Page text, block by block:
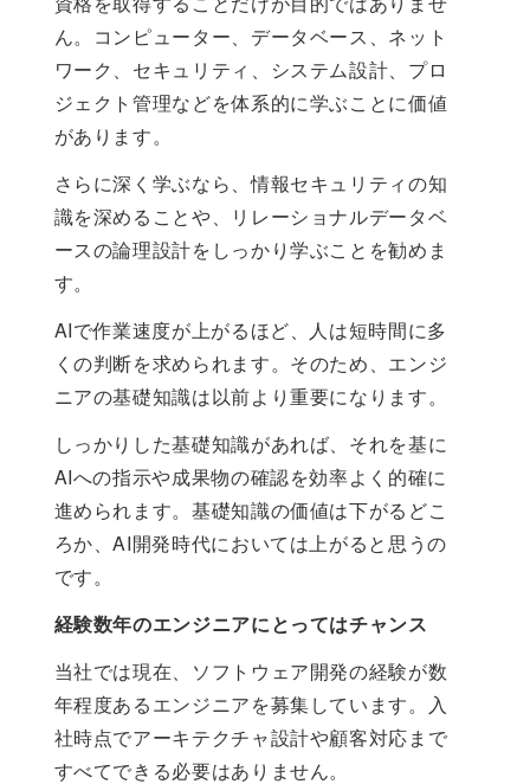
ん。コンピューター、データベース、ネット
ワーク、セキュリティ、システム設計、プロ
ジェクト管理などを体系的に学ぶことに価値
があります。
さらに深く学ぶなら、情報セキュリティの知
識を深めることや、リレーショナルデータベ
ースの論理設計をしっかり学ぶことを勧めま
す。
AIで作業速度が上がるほど、人は短時間に多
くの判断を求められます。そのため、エンジ
ニアの基礎知識は以前より重要になります。
しっかりした基礎知識があれば、それを基に
AIへの指示や成果物の確認を効率よく的確に
進められます。基礎知識の価値は下がるどこ
ろか、AI開発時代においては上がると思うの
です。
経験数年のエンジニアにとってはチャンス
当社では現在、ソフトウェア開発の経験が数
年程度あるエンジニアを募集しています。入
社時点でアーキテクチャ設計や顧客対応まで
すべてできる必要はありません。